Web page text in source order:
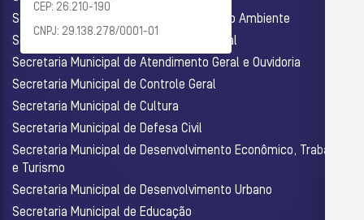
CEP: 26.210-190
CNPJ: 29.138.278/0001-01
Secretaria Municipal de Agricultura e Meio Ambiente
Secretaria Municipal de Assistência Social
Secretaria Municipal de Atendimento Geral e Ouvidoria
Secretaria Municipal de Controle Geral
Secretaria Municipal de Cultura
Secretaria Municipal de Defesa Civil
Secretaria Municipal de Desenvolvimento Econômico, Trabalho
e Turismo
Secretaria Municipal de Desenvolvimento Urbano
Secretaria Municipal de Educação